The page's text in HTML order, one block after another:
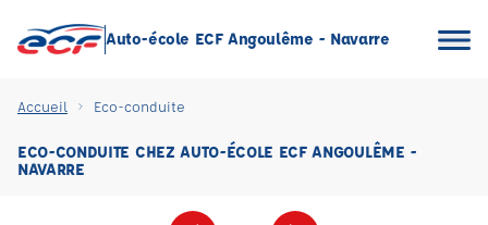
Auto-école ECF Angoulême - Navarre
Accueil Eco-conduite
ECO-CONDUITE CHEZ AUTO-ÉCOLE ECF ANGOULÊME -
NAVARRE